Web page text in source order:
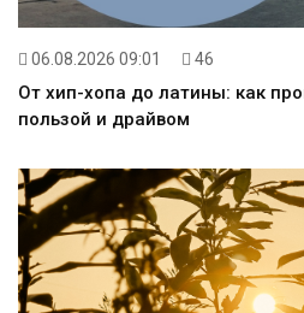
06.08.2026 09:01 46
От хип-хопа до латины: как
пользой и драйвом